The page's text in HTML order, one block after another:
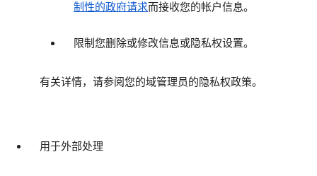
制性的政府请求而接收您的帐户信息。
限制您删除或修改信息或隐私权设置。
有关详情，请参阅您的域管理员的隐私权政策。
用于外部处理